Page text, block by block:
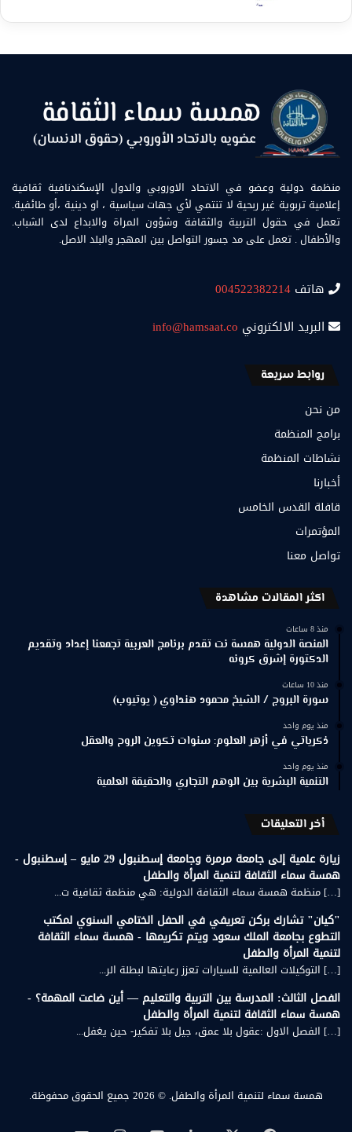
منظمة دولية وعضو في الاتحاد الاوروبي والدول الإسكندنافية ثقافية
إعلامية تربوية غير ربحية لا تنتمي لأي جهات سياسية ، او دينية ،أو طائفية.
تعمل في حقول التربية والثقافة وشؤون المراة والابداع لدى الشباب.
والأطفال . تعمل على مد جسور التواصل بين المهجر والبلد الاصل.
هاتف 004522382214
البريد الالكتروني info@hamsaat.co
روابط سريعة
من نحن
برامج المنظمة
نشاطات المنظمة
أخبارنا
قافلة القدس الخامس
المؤتمرات
تواصل معنا
اكثر المقالات مشاهدة
منذ 8 ساعات
المنصة الدولية همسة نت تقدم برنامج العربية تجمعنا إعداد وتقديم
الدكتورة إشرق كرونه
منذ 10 ساعات
سورة البروج / الشيخ محمود هنداوي ( يوتيوب)
منذ يوم واحد
ذكرياتي في أزهر العلوم: سنوات تكوين الروح والعقل
منذ يوم واحد
التنمية البشرية بين الوهم التجاري والحقيقة العلمية
أخر التعليقات
زيارة علمية إلى جامعة مرمرة وجامعة إسطنبول 29 مايو – إسطنبول -
همسة سماء الثقافة لتنمية المرأة والطفل
[…] منظمة همسة سماء الثقافة الدولية: هي منظمة ثقافية ت...
"كيان" تشارك بركن تعريفي في الحفل الختامي السنوي لمكتب
التطوع بجامعة الملك سعود ويتم تكريمها - همسة سماء الثقافة
لتنمية المرأة والطفل
[…] التوكيلات العالمية للسيارات تعزز رعايتها لبطلة الر...
الفصل الثالث: المدرسة بين التربية والتعليم — أين ضاعت المهمة؟ -
همسة سماء الثقافة لتنمية المرأة والطفل
[…] الفصل الاول :عقول بلا عمق، جيل بلا تفكير- حين يغفل...
همسة سماء لتنمية المرأة والطفل. © 2026 جميع الحقوق محفوظة.